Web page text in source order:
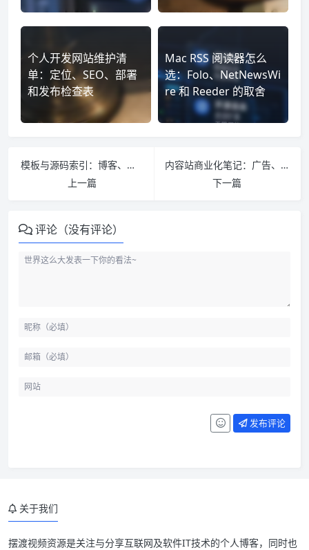
个人开发网站维护清
单：定位、SEO、部署
和发布检查表
Mac RSS 阅读器怎么
选：Folo、NetNewsWi
re 和 Reeder 的取舍
模板与源码索引：博客、内容站、落地页、后台和导航站
上一篇
内容站商业化笔记：广告、赞赏、联盟和账号边界
下一篇
评论（没有评论）
发布评论
高风险项目只做复盘
关于我们
摆渡视频资源是关注与分享互联网及软件IT技术的个人博客，同时也